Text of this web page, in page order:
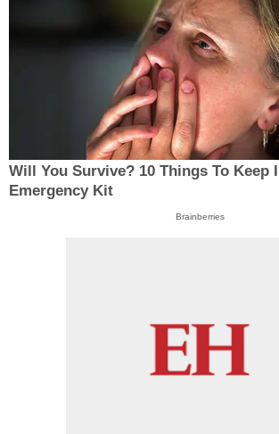
Will You Survive? 10 Things To Keep
Emergency Kit
Brainberries